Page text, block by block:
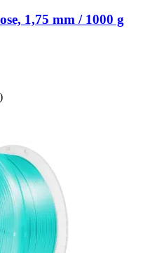
1,75 mm / 1000 g